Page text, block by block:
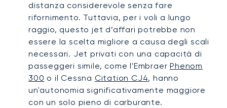
distanza considerevole senza fare
rifornimento. Tuttavia, per i voli a lungo
raggio, questo jet d’affari potrebbe non
essere la scelta migliore a causa degli scali
necessari. Jet privati con una capacità di
passeggeri simile, come l'EmbraerPhenom
300 o il Cessna Citation CJ4, hanno
un'autonomia significativamente maggiore
con un solo pieno di carburante.